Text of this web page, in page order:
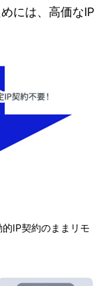
には、高価なIP
IP契約のままリモ